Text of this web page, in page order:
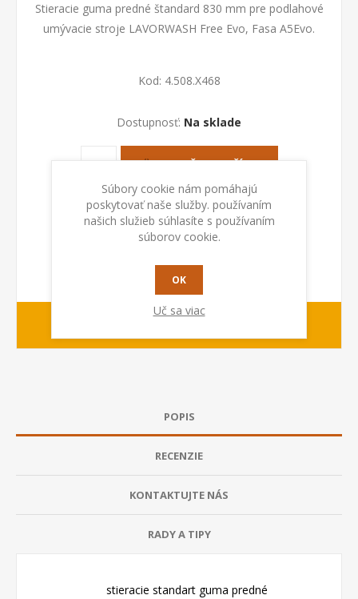
Stieracie guma predné štandard 830 mm pre podlahové
umývacie stroje LAVORWASH Free Evo, Fasa A5Evo.
Kod: 4.508.X468
Dostupnosť: Na sklade
PRIDAŤ DO KOŠÍKA
POPIS
RECENZIE
KONTAKTUJTE NÁS
RADY A TIPY
stieracie standart guma predné
Súbory cookie nám pomáhajú
poskytovať naše služby. používaním
našich služieb súhlasíte s používaním
súborov cookie.
OK
Uč sa viac